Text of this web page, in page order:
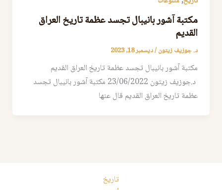
مكتبة آشور بانيبال تجسد عظمة تاريخ العراق
القديم
د. جوزيف زيتون/ديسمبر 18, 2023
مكتبة آشور بانيبال تجسد عظمة تاريخ العراق القديم
د.جوزيف زيتون 23/06/2022 مكتبة آشور بانيبال تجسد
عظمة تاريخ العراق القديم قال عنها
تاريخ